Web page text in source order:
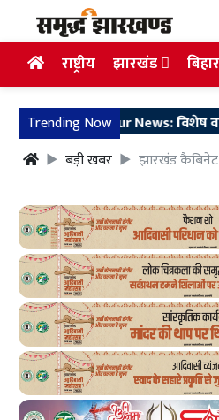
राष्ट्रीय झारखंड बिहार
Trending Now
Pakur News: विशेष वाहन
बड़ी खबर
झारखंड कैबिनेट